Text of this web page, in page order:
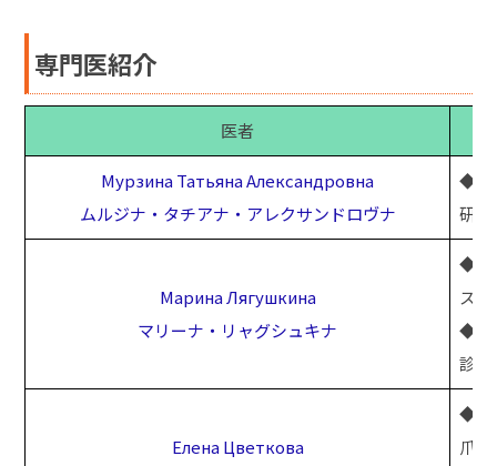
専門医紹介
医者
Мурзина Татьяна Александровна
ムルジナ・タチアナ・アレクサンドロヴナ
◆シ
研修
Марина Лягушкина
マリーナ・リャグシュキナ
ス
診療
Елена Цветкова
爪